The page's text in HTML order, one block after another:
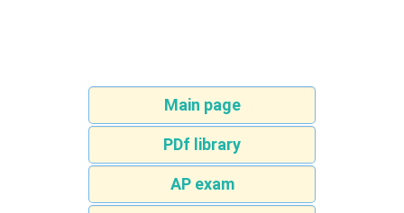
Main page
PDf library
AP exam